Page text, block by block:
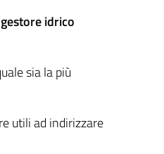
gestore idrico
sia la più
utili ad indirizzare